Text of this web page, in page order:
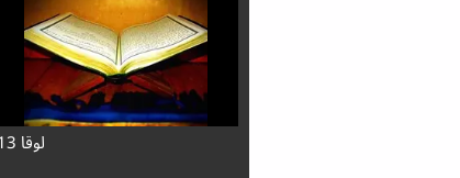
لوقا 13